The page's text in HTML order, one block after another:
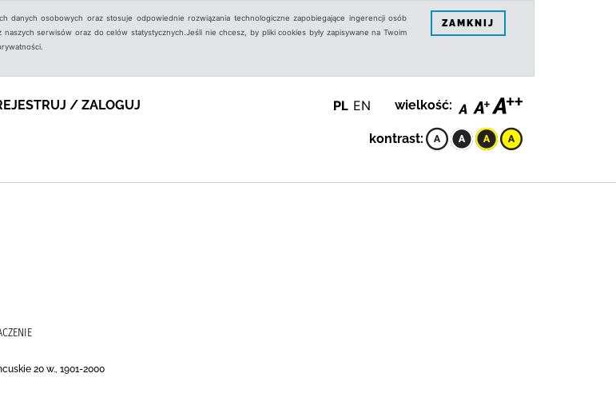
osobowych oraz stosuje odpowiednie rozwiązania technologiczne zapobiegające ingerencji osób
serwisów oraz do celów statystycznych.Jeśli nie chcesz, by pliki cookies były zapisywane na Twoim
ZAMKNIJ
/ ZALOGUJ PL EN wielkość:
kontrast:
20 w., 1901-2000